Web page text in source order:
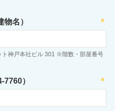
名）
ト神戸本社ビル 301 ※階数・部屋番号
）